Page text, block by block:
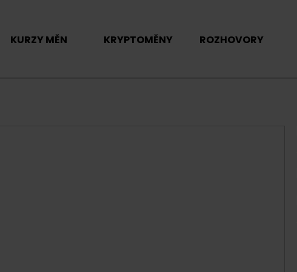
KURZY MĚN KRYPTOMĚNY ROZHOVORY